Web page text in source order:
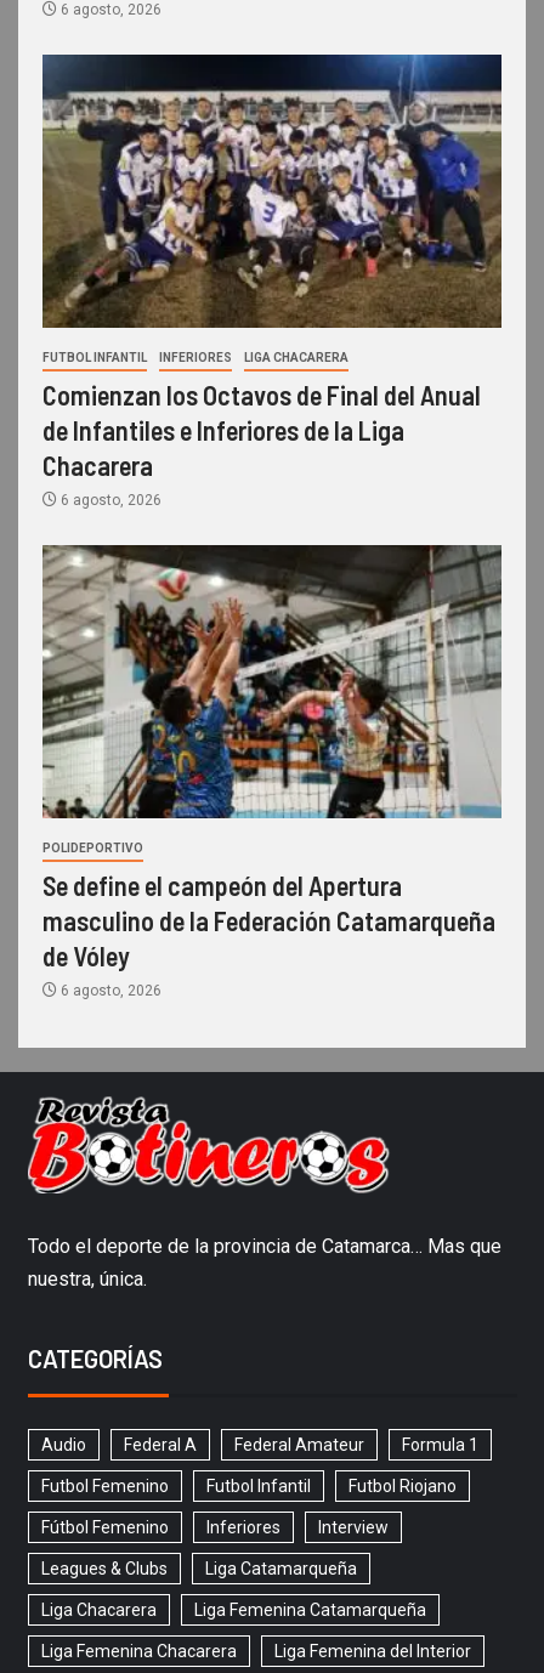
6 agosto, 2026
FUTBOL INFANTIL INFERIORES LIGA CHACARERA
Comienzan los Octavos de Final del Anual
de Infantiles e Inferiores de la Liga
Chacarera
6 agosto, 2026
POLIDEPORTIVO
Se define el campeón del Apertura
masculino de la Federación Catamarqueña
de Vóley
6 agosto, 2026
Todo el deporte de la provincia de Catamarca… Mas que
nuestra, única.
CATEGORÍAS
Audio Federal A Federal Amateur Formula 1
Futbol Femenino Futbol Infantil Futbol Riojano
Fútbol Femenino Inferiores Interview
Leagues & Clubs Liga Catamarqueña
Liga Chacarera Liga Femenina Catamarqueña
Liga Femenina Chacarera Liga Femenina del Interior